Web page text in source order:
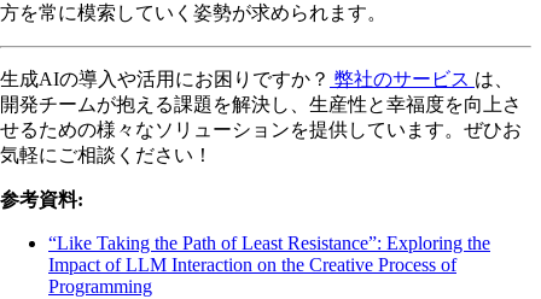
方を常に模索していく姿勢が求められます。
生成AIの導入や活用にお困りですか？ 弊社のサービス は、
開発チームが抱える課題を解決し、生産性と幸福度を向上さ
せるための様々なソリューションを提供しています。ぜひお
気軽にご相談ください！
参考資料:
“Like Taking the Path of Least Resistance”: Exploring the
Impact of LLM Interaction on the Creative Process of
Programming